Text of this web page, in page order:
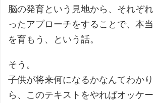
脳の発育という見地から、それぞ
ったアプローチをすることで、本
を育もう、という話。
そう。
子供が将来何になるかなんてわか
ら、このテキストをやればオッケ